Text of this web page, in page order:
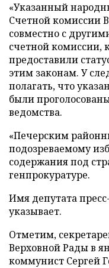
«Указанный
Счетной комиссии
совместно с
счетной комиссии,
предоставили
этим законам. У
полагать, что
были
ведомства.
«Печерским
подозреваемому
содержания под
генпрокуратуре.
Имя депутата
указывает.
Отметим,
Верховной Рады в
коммунист Сергей